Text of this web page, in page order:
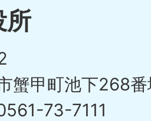
所
蟹甲町池下268
73-7111